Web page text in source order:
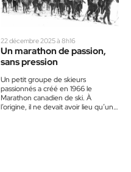
22 décembre 2025 à 8h16
Un marathon de passion,
sans pression
Un petit groupe de skieurs
passionnés a créé en 1966 le
Marathon canadien de ski. À
l’origine, il ne devait avoir lieu qu’une